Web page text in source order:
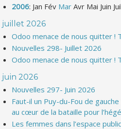
2006: Jan Fév Mar Avr Mai Juin Juil
juillet 2026
Odoo menace de nous quitter !
Nouvelles 298- Juillet 2026
Odoo menace de nous quitter !
juin 2026
Nouvelles 297- Juin 2026
Faut-il un Puy-du-Fou de
au cœur de la bataille pour
Les femmes dans l’espace public